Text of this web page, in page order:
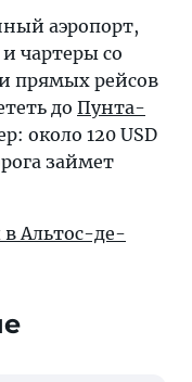
аэропорт,
чартеры со
прямых рейсов
до Пунта-
около 120 USD
займет
Альтос-де-